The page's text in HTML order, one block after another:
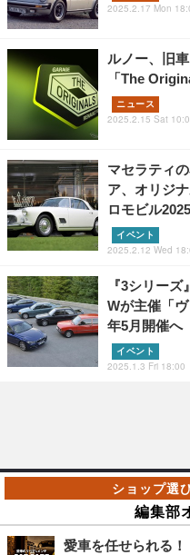
2025.2.17 Mon
ルノー、旧
「The
ニュース
2025.2.15 Sat
マセラティ
ア、オリジ
ロモビル
イベント
2025.2.12 Wed
『3シリー
Wが主催「
年5月開催へ
イベント
2025.1.3 Fri 18:00
編集部
愛車を任せられる